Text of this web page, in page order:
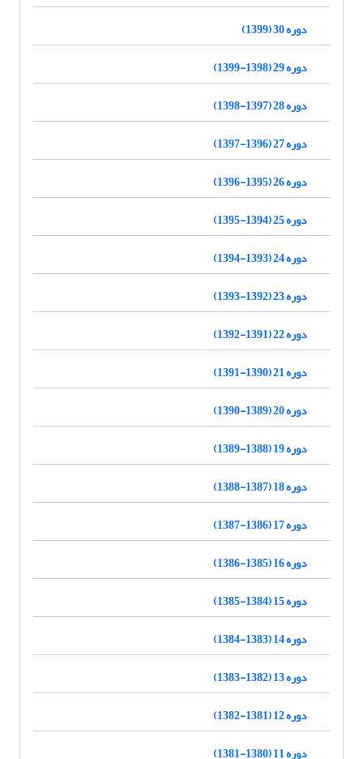
دوره 30 (1399)
دوره 29 (1398-1399)
دوره 28 (1397-1398)
دوره 27 (1396-1397)
دوره 26 (1395-1396)
دوره 25 (1394-1395)
دوره 24 (1393-1394)
دوره 23 (1392-1393)
دوره 22 (1391-1392)
دوره 21 (1390-1391)
دوره 20 (1389-1390)
دوره 19 (1388-1389)
دوره 18 (1387-1388)
دوره 17 (1386-1387)
دوره 16 (1385-1386)
دوره 15 (1384-1385)
دوره 14 (1383-1384)
دوره 13 (1382-1383)
دوره 12 (1381-1382)
دوره 11 (1380-1381)